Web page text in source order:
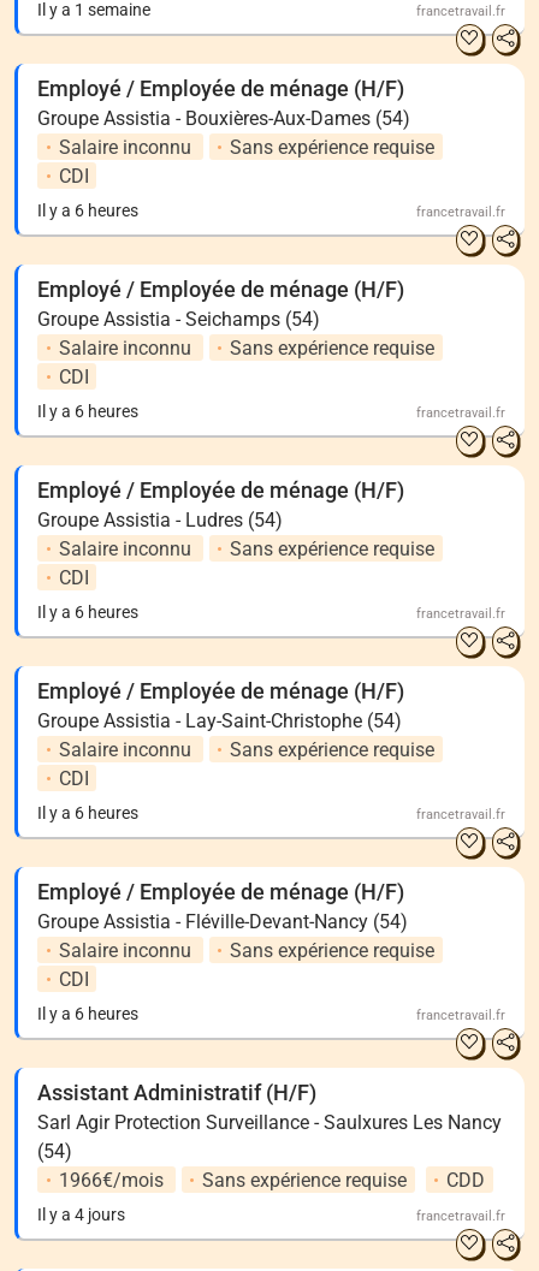
Il y a 1 semaine francetravail.fr
Employé / Employée de ménage (H/F)
Groupe Assistia - Bouxières-Aux-Dames (54)
Salaire inconnu
Sans expérience requise
CDI
Il y a 6 heures francetravail.fr
Employé / Employée de ménage (H/F)
Groupe Assistia - Seichamps (54)
Salaire inconnu
Sans expérience requise
CDI
Il y a 6 heures francetravail.fr
Employé / Employée de ménage (H/F)
Groupe Assistia - Ludres (54)
Salaire inconnu
Sans expérience requise
CDI
Il y a 6 heures francetravail.fr
Employé / Employée de ménage (H/F)
Groupe Assistia - Lay-Saint-Christophe (54)
Salaire inconnu
Sans expérience requise
CDI
Il y a 6 heures francetravail.fr
Employé / Employée de ménage (H/F)
Groupe Assistia - Fléville-Devant-Nancy (54)
Salaire inconnu
Sans expérience requise
CDI
Il y a 6 heures francetravail.fr
Assistant Administratif (H/F)
Sarl Agir Protection Surveillance - Saulxures Les Nancy
(54)
1966€/mois
Sans expérience requise CDD
Il y a 4 jours francetravail.fr